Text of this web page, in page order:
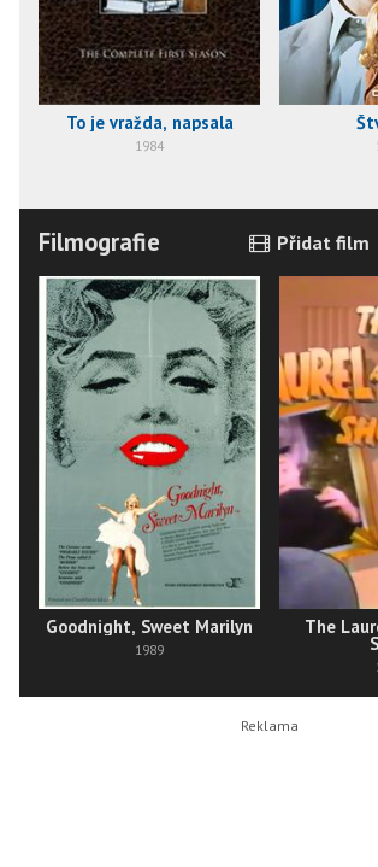
To je vražda, napsala
1984
Filmografie Přidat film
Goodnight, Sweet Marilyn
1989
The